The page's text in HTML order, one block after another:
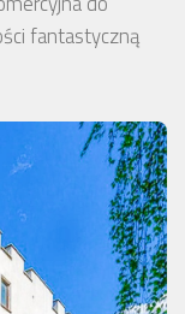
fantastyczną